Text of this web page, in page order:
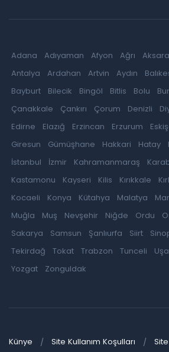
Adana Adıyaman Afyon Ağrı
Antalya
Ardahan Artvin Aydın
Bayburt
Bilecik Bingöl Bitlis Bolu
Çanakkale
Çankırı Çorum Denizli
Edirne
Elazığ Erzincan Erzurum
Giresun
Gümüşhane Hakkari Hatay
İstanbul
İzmir Kahramanmaraş
Kastamonu
Kayseri Kilis Kırıkkale
Kocaeli
Konya Kütahya Malatya
Muğla
Muş Nevşehir Niğde Ordu
Sakarya
Samsun Şanlıurfa Siirt
Tekirdağ
Tokat Trabzon Tunceli
Yozgat
Zonguldak
Künye Site Kullanım Koşulları